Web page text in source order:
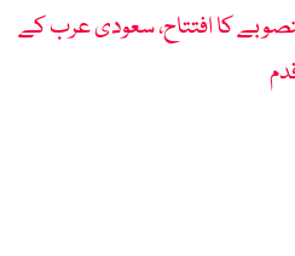
کا افتتاح، سعودی عرب کے